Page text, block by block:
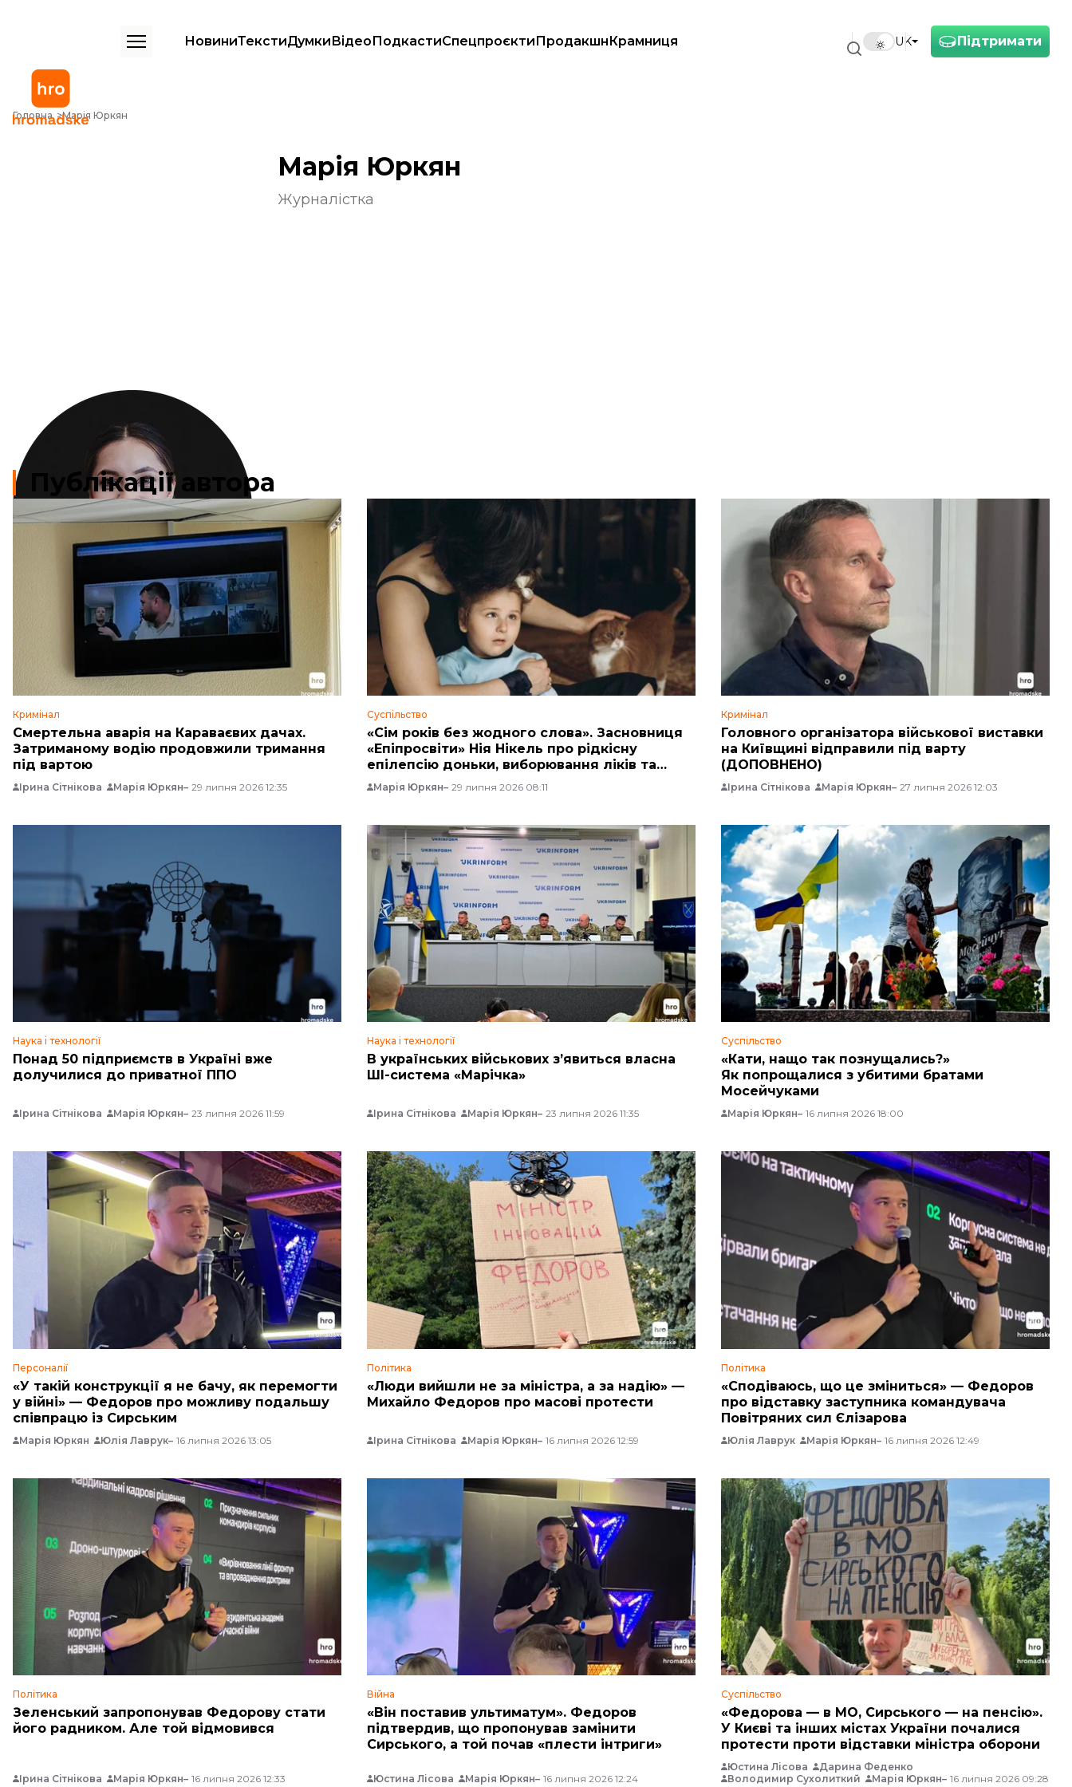
Підтримати
UK
НовиниТекстиДумкиВідеоПодкастиСпецпроєктиПродакшнКрамниця
Головна Марія Юркян
Марія Юркян
Журналістка
Публікації автора
Кримінал
Смертельна аварія на Караваєвих дачах.
Затриманому водію продовжили тримання
під вартою
Ірина Сітнікова Марія Юркян 29 липня 2026 12:35
Суспільство
«Сім років без жодного слова». Засновниця
«Епіпросвіти» Нія Нікель про рідкісну
епілепсію доньки, виборювання ліків та
легалізацію медичного канабісу
Марія Юркян 29 липня 2026 08:11
Кримінал
Головного організатора військової виставки
на Київщині відправили під варту
(ДОПОВНЕНО)
Ірина Сітнікова Марія Юркян 27 липня 2026 12:03
Наука і технології
Понад 50 підприємств в Україні вже
долучилися до приватної ППО
Ірина Сітнікова Марія Юркян 23 липня 2026 11:59
Наука і технології
В українських військових з’явиться власна
ШІ-система «Марічка»
Ірина Сітнікова Марія Юркян 23 липня 2026 11:35
Суспільство
«Кати, нащо так познущались?»
Як попрощалися з убитими братами
Мосейчуками
Марія Юркян 16 липня 2026 18:00
Персоналії
«У такій конструкції я не бачу, як перемогти
у війні» — Федоров про можливу подальшу
співпрацю із Сирським
Марія Юркян Юлія Лаврук 16 липня 2026 13:05
Політика
«Люди вийшли не за міністра, а за надію» —
Михайло Федоров про масові протести
Ірина Сітнікова Марія Юркян 16 липня 2026 12:59
Політика
«Сподіваюсь, що це зміниться» — Федоров
про відставку заступника командувача
Повітряних сил Єлізарова
Юлія Лаврук Марія Юркян 16 липня 2026 12:49
Політика
Зеленський запропонував Федорову стати
його радником. Але той відмовився
Ірина Сітнікова Марія Юркян 16 липня 2026 12:33
Війна
«Він поставив ультиматум». Федоров
підтвердив, що пропонував замінити
Сирського, а той почав «плести інтриги»
Юстина Лісова Марія Юркян 16 липня 2026 12:24
Суспільство
«Федорова — в МО, Сирського — на пенсію».
У Києві та інших містах України почалися
протести проти відставки міністра оборони
Юстина Лісова
Дарина Феденко
Володимир Сухолиткий
Марія Юркян 16 липня 2026 09:28